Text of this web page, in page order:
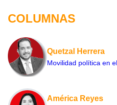
COLUMNAS
Quetzal Herrera
Movilidad política en
América Reyes